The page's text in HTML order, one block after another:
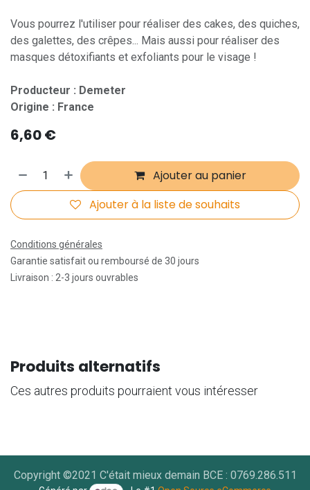
Vous pourrez l'utiliser pour réaliser des cakes, des quiches,
des galettes, des crêpes... Mais aussi pour réaliser des
masques détoxifiants et exfoliants pour le visage !
Producteur : Demeter
Origine : France
6,60€
Ajouter au panier
Ajouter à la liste de souhaits
Conditions générales
Garantie satisfait ou remboursé de 30 jours
Livraison : 2-3 jours ouvrables
Produits alternatifs
Ces autres produits pourraient vous intéresser
Copyright ©2021 C'était mieux demain BCE : 0769.286.511